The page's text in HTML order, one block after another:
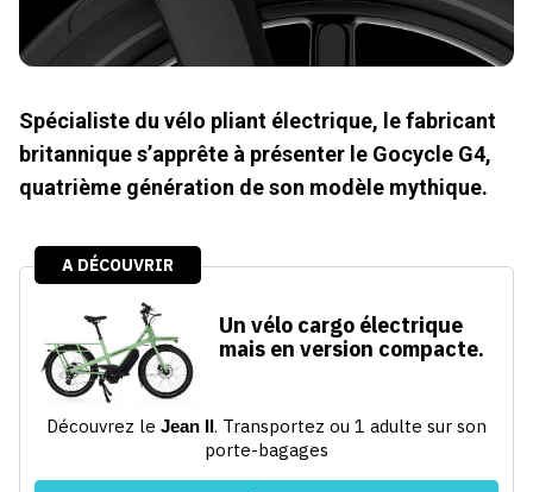
Spécialiste du vélo pliant électrique, le fabricant
britannique s’apprête à présenter le Gocycle G4,
quatrième génération de son modèle mythique.